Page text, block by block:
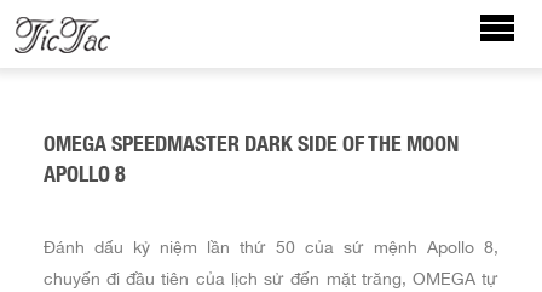
OMEGA SPEEDMASTER DARK SIDE OF THE MOON
APOLLO 8
Đánh dấu kỷ niệm lần thứ 50 của sứ mệnh Apollo 8,
chuyến đi đầu tiên của lịch sử đến mặt trăng, OMEGA tự